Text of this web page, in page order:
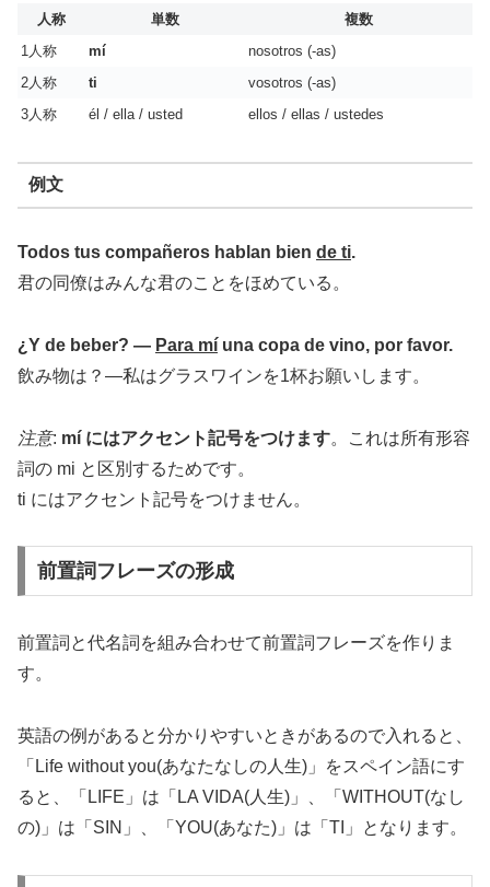
人称 単数
複数
1人称
mí
nosotros (-as)
2人称
ti
vosotros (-as)
3人称
él / ella / usted ellos / ellas / ustedes
例文
Todos tus compañeros hablan bien de ti.
君の同僚はみんな君のことをほめている。
¿Y de beber? — Para mí una copa de vino, por favor.
飲み物は？―私はグラスワインを1杯お願いします。
注意: mí にはアクセント記号をつけます。これは所有形容
詞の mi と区別するためです。
ti にはアクセント記号をつけません。
前置詞フレーズの形成
前置詞と代名詞を組み合わせて前置詞フレーズを作りま
す。
英語の例があると分かりやすいときがあるので入れると、
「Life without you(あなたなしの人生)」をスペイン語にす
ると、「LIFE」は「LA VIDA(人生)」、「WITHOUT(なし
の)」は「SIN」、「YOU(あなた)」は「TI」となります。